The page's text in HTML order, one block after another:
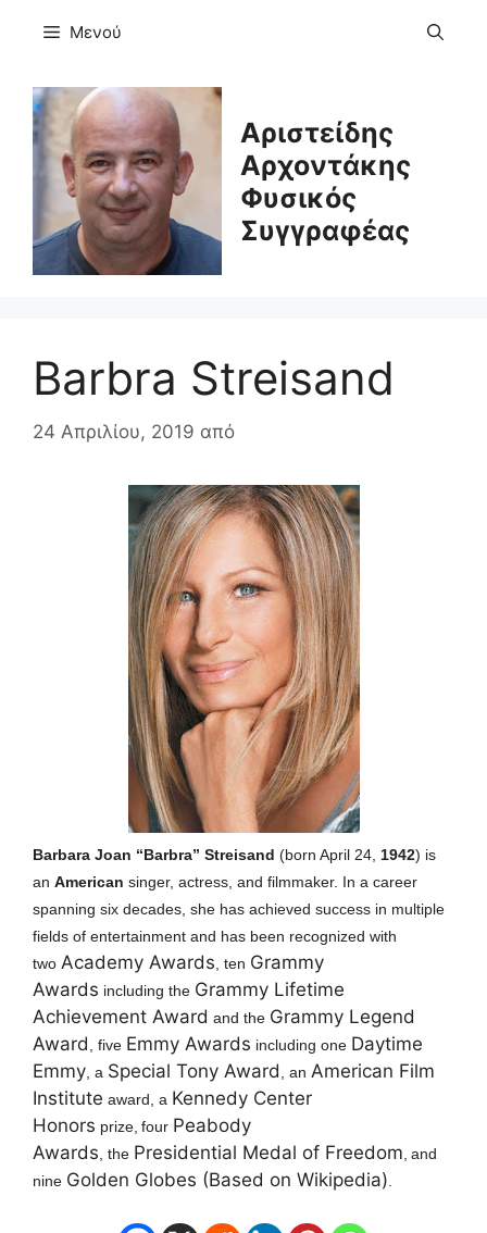
Μενού
Αριστείδης
Αρχοντάκης
Φυσικός
Συγγραφέας
Barbra Streisand
24 Απριλίου, 2019 από
Barbara Joan “Barbra” Streisand (born April 24, 1942) is
an American singer, actress, and filmmaker. In a career
spanning six decades, she has achieved success in multiple
fields of entertainment and has been recognized with
two Academy Awards ten Grammy
Awards including the Grammy Lifetime
Achievement Award and the Grammy Legend
Award
five Emmy Awards including one Daytime
Emmy a Special Tony Award , an American Film
Institute award, a Kennedy Center
Honors prize, four Peabody
Awards the Presidential Medal of Freedom and
nine Golden Globes (Based on Wikipedia)